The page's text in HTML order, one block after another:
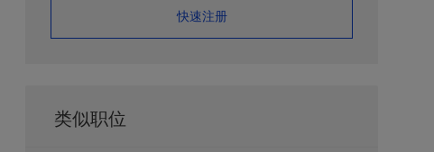
​​​​​​​快速注册
类似职位